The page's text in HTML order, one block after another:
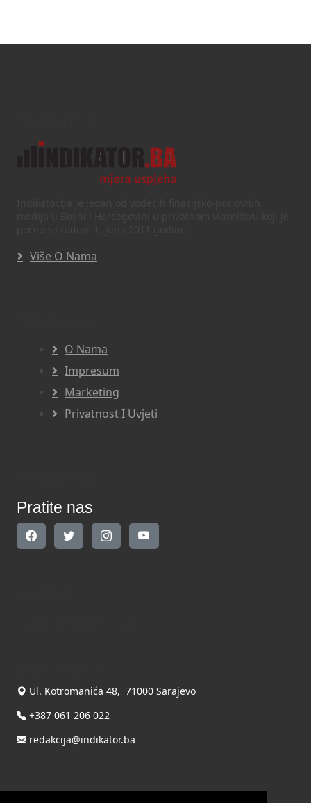
Više O Nama
O Nama
Impresum
Marketing
Privatnost I Uvjeti
Pratite nas
Ul. Kotromanića 48, 71000 Sarajevo
+387 061 206 022
redakcija@indikator.ba